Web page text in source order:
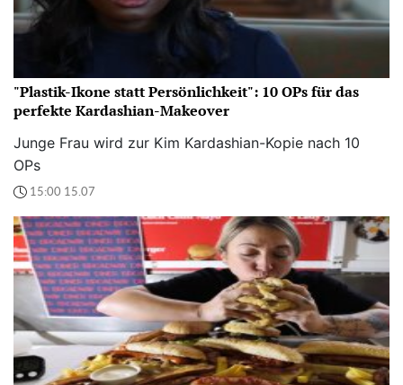
"Plastik-Ikone statt Persönlichkeit": 10 OPs für das
perfekte Kardashian-Makeover
Junge Frau wird zur Kim Kardashian-Kopie nach 10
OPs
15:00 15.07